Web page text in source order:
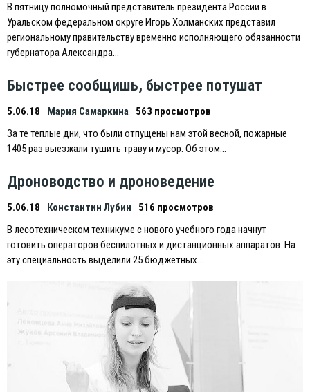
В пятницу полномочный представитель президента России в
Уральском федеральном округе Игорь Холманских представил
региональному правительству временно исполняющего обязанности
губернатора Александра…
Быстрее сообщишь, быстрее потушат
5.06.18 Мария Самаркина 563 просмотров
За те теплые дни, что были отпущены нам этой весной, пожарные
1405 раз выезжали тушить траву и мусор. Об этом…
Дроноводство и дроноведение
5.06.18 Константин Лубин
516 просмотров
В лесотехническом техникуме с нового учебного года начнут
готовить операторов беспилотных и дистанционных аппаратов. На
эту специальность выделили 25 бюджетных…